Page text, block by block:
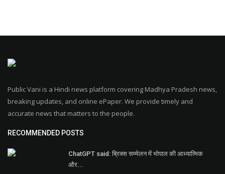
Public Vani is a Hindi news platform covering Madhya Pradesh news,
breaking updates, and online ePaper. We provide timely and
accurate news that matters to the people.
RECOMMENDED POSTS
ChatGPT said: ब्रिक्स सम्मेलन में भोपाल की आध्यात्मिक
और...